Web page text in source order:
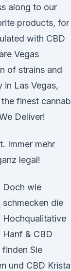
along to our
products, for
with CBD
Vegas
of strains and
Las Vegas,
finest
Deliver!
Immer mehr
legal!
Doch wie
schmecken die
Hochqualitative
Hanf & CBD
Sie
und CBD